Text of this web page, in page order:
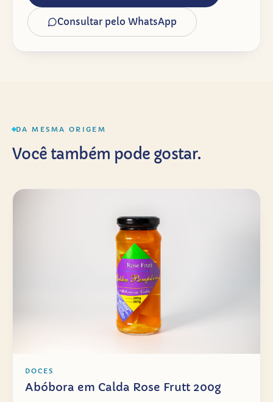
Consultar pelo WhatsApp
DA MESMA ORIGEM
Você também pode gostar.
DOCES
Abóbora em Calda Rose Frutt 200g